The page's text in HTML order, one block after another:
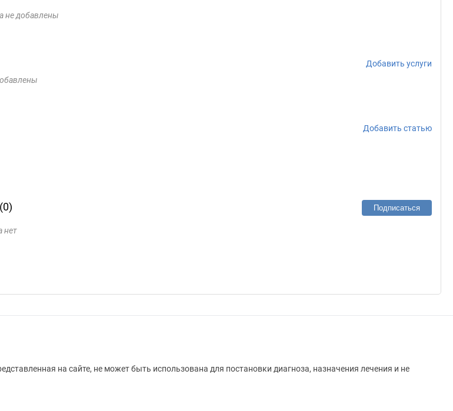
не добавлены
Добавить услуги
Добавить статью
(0) Подписаться
нет
на сайте, не может быть использована для постановки диагноза, назначения лечения и не